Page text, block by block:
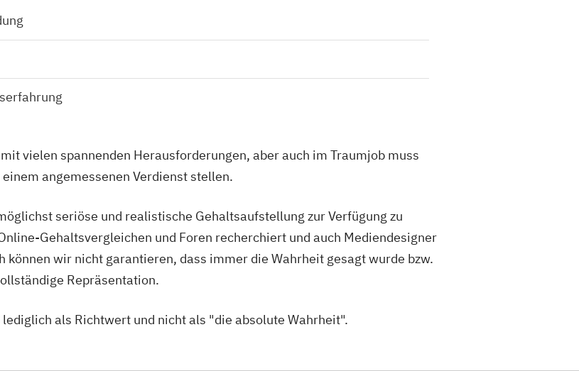
vielen spannenden Herausforderungen, aber auch im Traumjob muss
angemessenen Verdienst stellen.
seriöse und realistische Gehaltsaufstellung zur Verfügung zu
Gehaltsvergleichen und Foren recherchiert und auch Mediendesigner
wir nicht garantieren, dass immer die Wahrheit gesagt wurde bzw.
Repräsentation.
als Richtwert und nicht als "die absolute Wahrheit".